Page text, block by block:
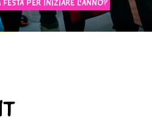
PER INIZIARE L'ANNO?